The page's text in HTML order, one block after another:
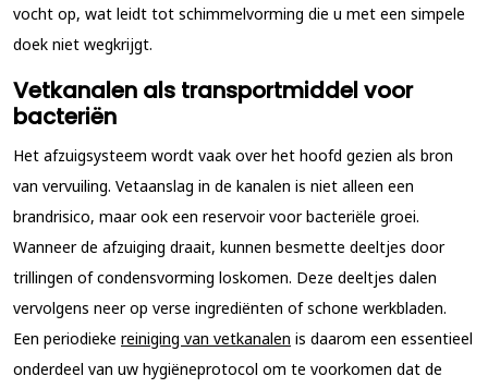
vocht op, wat leidt tot schimmelvorming die u met een simpele
doek niet wegkrijgt.
Vetkanalen als transportmiddel voor
bacteriën
Het afzuigsysteem wordt vaak over het hoofd gezien als bron
van vervuiling. Vetaanslag in de kanalen is niet alleen een
brandrisico, maar ook een reservoir voor bacteriële groei.
Wanneer de afzuiging draait, kunnen besmette deeltjes door
trillingen of condensvorming loskomen. Deze deeltjes dalen
vervolgens neer op verse ingrediënten of schone werkbladen.
Een periodieke reiniging van vetkanalen is daarom een essentieel
onderdeel van uw hygiëneprotocol om te voorkomen dat de